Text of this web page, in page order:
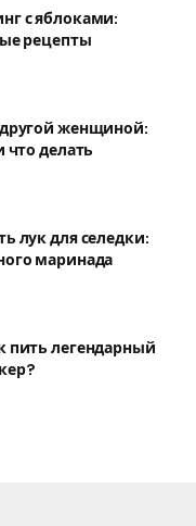
с яблоками:
рецепты
женщиной:
что делать
лук для селедки:
маринада
пить легендарный